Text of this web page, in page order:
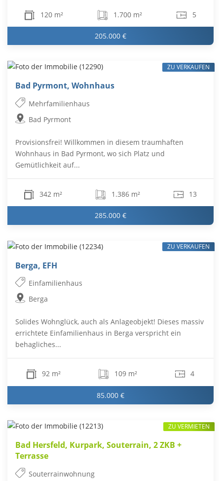
120 m² 1.700 m² 5
205.000 €
Bad Pyrmont, Wohnhaus
Mehrfamilienhaus
Bad Pyrmont
Provisionsfrei! Willkommen in diesem traumhaften
Wohnhaus in Bad Pyrmont, wo sich Platz und
Gemütlichkeit auf...
342 m² 1.386 m² 13
285.000 €
ZU VERKAUFEN
Berga, EFH
Einfamilienhaus
Berga
Solides Wohnglück, auch als Anlageobjekt! Dieses massiv
errichtete Einfamilienhaus in Berga verspricht ein
behagliches...
92 m² 109 m² 4
85.000 €
ZU VERKAUFEN
Bad Hersfeld, Kurpark, Souterrain, 2 ZKB +
Terrasse
Souterrainwohnung
ZU VERMIETEN